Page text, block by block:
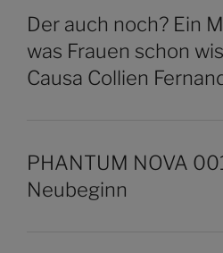
Der auch noch? Ein
was Frauen schon
Causa Collien
PHANTUM NOVA
Neubeginn